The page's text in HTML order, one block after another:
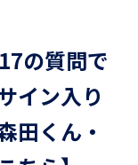
の質問で
イン入り
田くん・